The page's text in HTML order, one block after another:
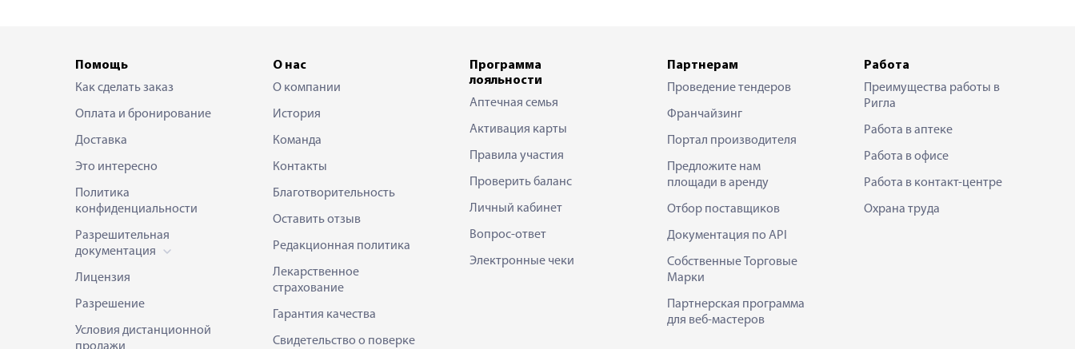
Помощь
Как сделать заказ
Оплата и бронирование
Доставка
Это интересно
Политика
конфиденциальности
Разрешительная
документация
Лицензия
Разрешение
Условия дистанционной
О нас
О компании
История
Команда
Контакты
Благотворительность
Оставить отзыв
Редакционная политика
Лекарственное
страхование
Гарантия качества
Свидетельство о поверке
Программа
лояльности
Аптечная семья
Активация карты
Правила участия
Проверить баланс
Личный кабинет
Вопрос-ответ
Электронные чеки
Партнерам
Проведение тендеров
Франчайзинг
Портал производителя
Предложите нам
площади в аренду
Отбор поставщиков
Документация по API
Собственные Торговые
Марки
Партнерская программа
для веб-мастеров
Работа
Преимущества работы в
Ригла
Работа в аптеке
Работа в офисе
Работа в контакт-центре
Охрана труда